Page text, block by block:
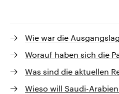
Wie war die
Worauf haben sich die
Was sind die aktuellen
Wieso will Saudi-